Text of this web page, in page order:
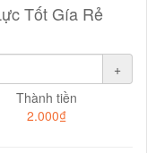
Tốt Gía Rẻ
+
Thành tiền
2.000₫